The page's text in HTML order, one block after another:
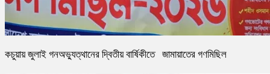
কচুয়ায় জুলাই গনঅভ্যুত্থানের দ্বিতীয় বার্ষিকীতে জামায়াতের গণমিছিল